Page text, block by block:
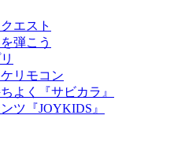
エスト
弾こう
リモコン
よく『サビカラ』
ツ『JOYKIDS』